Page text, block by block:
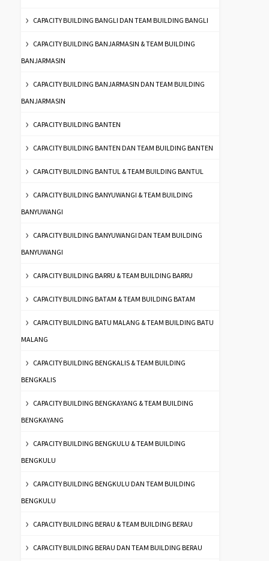
CAPACITY BUILDING BANGLI DAN TEAM BUILDING BANGLI
CAPACITY BUILDING BANJARMASIN & TEAM BUILDING
BANJARMASIN
CAPACITY BUILDING BANJARMASIN DAN TEAM BUILDING
BANJARMASIN
CAPACITY BUILDING BANTEN
CAPACITY BUILDING BANTEN DAN TEAM BUILDING BANTEN
CAPACITY BUILDING BANTUL & TEAM BUILDING BANTUL
CAPACITY BUILDING BANYUWANGI & TEAM BUILDING
BANYUWANGI
CAPACITY BUILDING BANYUWANGI DAN TEAM BUILDING
BANYUWANGI
CAPACITY BUILDING BARRU & TEAM BUILDING BARRU
CAPACITY BUILDING BATAM & TEAM BUILDING BATAM
CAPACITY BUILDING BATU MALANG & TEAM BUILDING BATU
MALANG
CAPACITY BUILDING BENGKALIS & TEAM BUILDING
BENGKALIS
CAPACITY BUILDING BENGKAYANG & TEAM BUILDING
BENGKAYANG
CAPACITY BUILDING BENGKULU & TEAM BUILDING
BENGKULU
CAPACITY BUILDING BENGKULU DAN TEAM BUILDING
BENGKULU
CAPACITY BUILDING BERAU & TEAM BUILDING BERAU
CAPACITY BUILDING BERAU DAN TEAM BUILDING BERAU